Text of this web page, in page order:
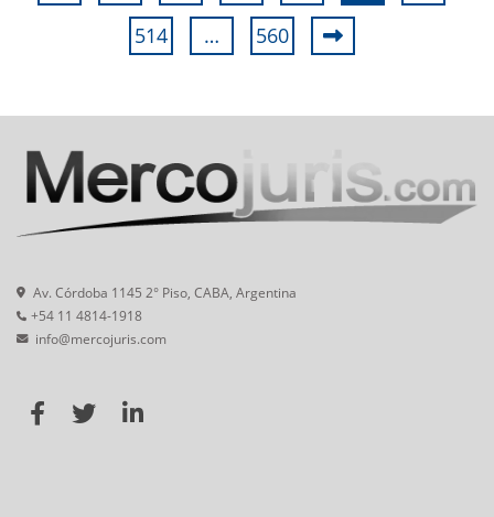
514
… 560
Av. Córdoba 1145 2° Piso, CABA, Argentina
+54 11 4814-1918
info@mercojuris.com